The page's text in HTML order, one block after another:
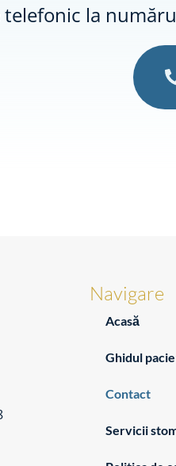
telefonic la
Navigare
Acasă
Ghidul
Contact
Servicii